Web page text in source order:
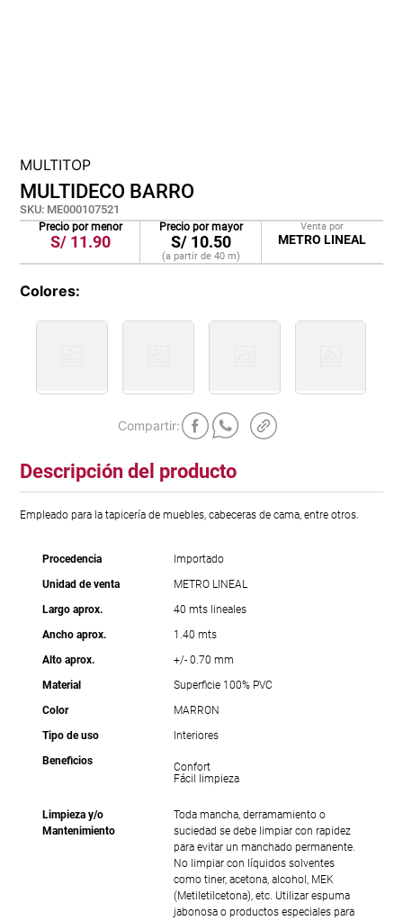
MULTITOP
MULTIDECO BARRO
SKU: ME000107521
Precio por menor
S/ 11.90
Precio por mayor
S/ 10.50
(a partir de 40 m)
Venta por
METRO LINEAL
Colores
Descripción del producto
Empleado para la tapicería de muebles, cabeceras de cama, entre otros.
Procedencia
Importado
Unidad de venta
METRO LINEAL
Largo aprox.
40 mts lineales
Ancho aprox.
1.40 mts
Alto aprox.
+/- 0.70 mm
Material
Superficie 100% PVC
Color
MARRON
Tipo de uso
Interiores
Beneficios
Confort
Fácil limpieza
Limpieza y/o
Mantenimiento
Toda mancha, derramamiento o
suciedad se debe limpiar con rapidez
para evitar un manchado permanente.
No limpiar con líquidos solventes
como tiner, acetona, alcohol, MEK
(Metiletilcetona), etc. Utilizar espuma
jabonosa o productos especiales para